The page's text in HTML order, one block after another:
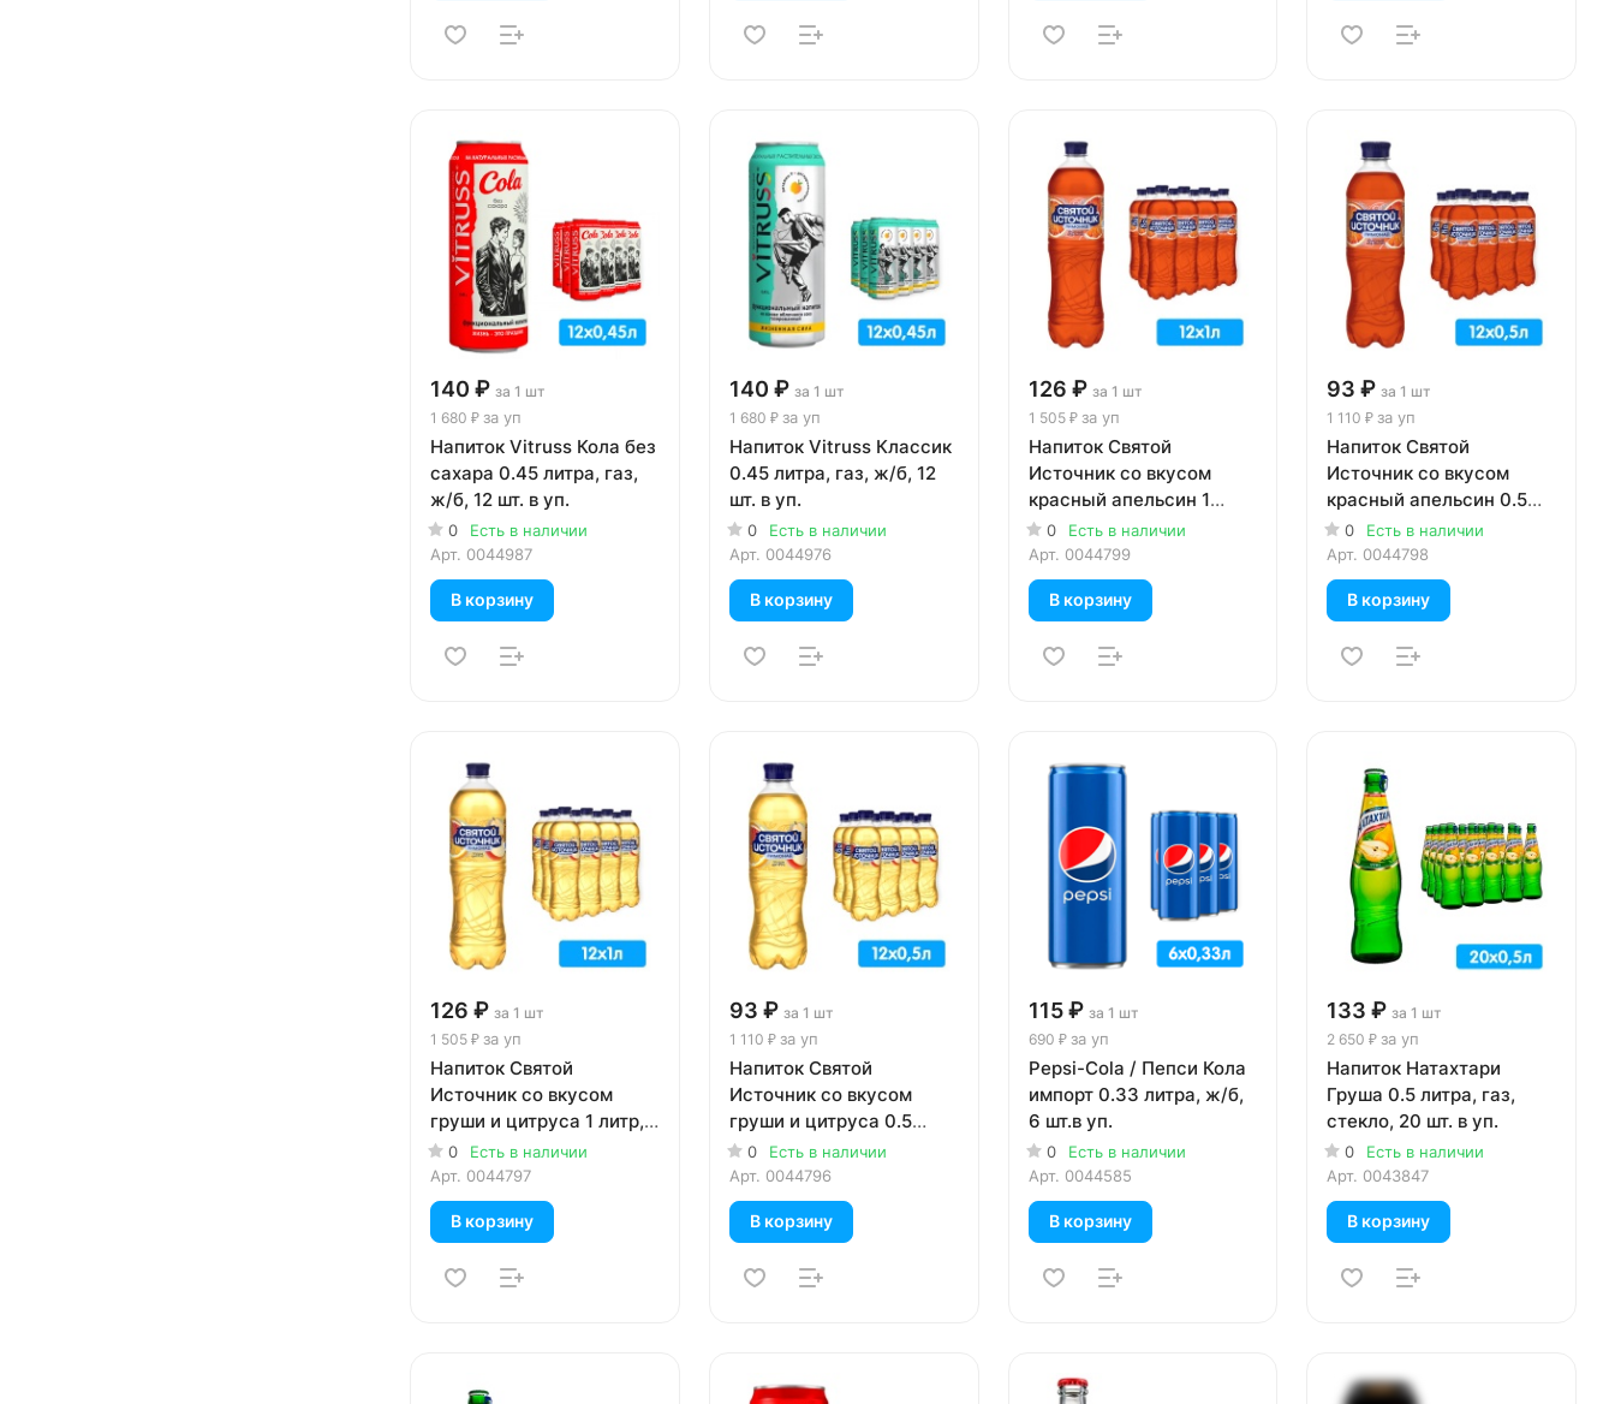
140 ₽ за 1 шт
1 680 ₽ за уп
Напиток Vitruss Кола без
сахара 0.45 литра, газ,
ж/б, 12 шт. в уп.
0
Есть в наличии
Арт. 0044987
В корзину
140 ₽ за 1 шт
1 680 ₽ за уп
Напиток Vitruss Классик
0.45 литра, газ, ж/б, 12
шт. в уп.
0
Есть в наличии
Арт. 0044976
В корзину
126 ₽ за 1 шт
1 505 ₽ за уп
Напиток Святой
Источник со вкусом
красный апельсин 1
литр, газ, пэт, 12 шт. в уп.
0
Есть в наличии
Арт. 0044799
В корзину
93 ₽ за 1 шт
1 110 ₽за уп
Напиток Святой
Источник со вкусом
красный апельсин 0.5
литра, газ, пэт, 12 шт. в
уп.
0
Есть в наличии
Арт. 0044798
В корзину
126 ₽ за 1 шт
1 505 ₽ за уп
Напиток Святой
Источник со вкусом
груши и цитруса 1 литр,
газ, пэт, 12 шт. в уп.
0
Есть в наличии
Арт. 0044797
В корзину
93 ₽ за 1 шт
1 110 ₽ за уп
Напиток Святой
Источник со вкусом
груши и цитруса 0.5
литра, газ, пэт, 12 шт. в
уп.
0
Есть в наличии
Арт. 0044796
В корзину
115 ₽ за 1 шт
690 ₽ за уп
Pepsi-Cola / Пепси Кола
импорт 0.33 литра, ж/б,
6 шт.в уп.
0
Есть в наличии
Арт. 0044585
В корзину
133 ₽ за 1 шт
2 650 ₽за уп
Напиток Натахтари
Груша 0.5 литра, газ,
стекло, 20 шт. в уп.
0
Есть в наличии
Арт. 0043847
В корзину